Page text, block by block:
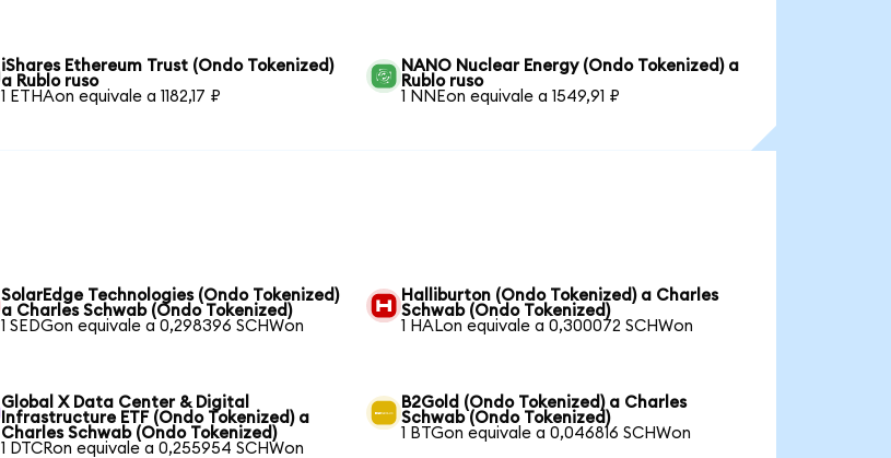
iShares Ethereum Trust (Ondo Tokenized)
a Rublo ruso
1 ETHAon equivale a 1182,17 ₽
NANO Nuclear Energy (Ondo Tokenized) a
Rublo ruso
1 NNEon equivale a 1549,91 ₽
SolarEdge Technologies (Ondo Tokenized)
a Charles Schwab (Ondo Tokenized)
1 SEDGon equivale a 0,298396 SCHWon
Halliburton (Ondo Tokenized) a Charles
Schwab (Ondo Tokenized)
1 HALon equivale a 0,300072 SCHWon
Global X Data Center & Digital
Infrastructure ETF (Ondo Tokenized) a
Charles Schwab (Ondo Tokenized)
1 DTCRon equivale a 0,255954 SCHWon
B2Gold (Ondo Tokenized) a Charles
Schwab (Ondo Tokenized)
1 BTGon equivale a 0,046816 SCHWon